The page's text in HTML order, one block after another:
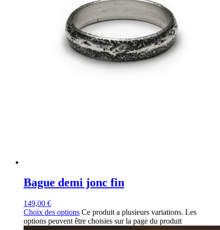
Bague demi jonc fin
149,00 €
Choix des options Ce produit a plusieurs variations. Les
options peuvent être choisies sur la page du produit